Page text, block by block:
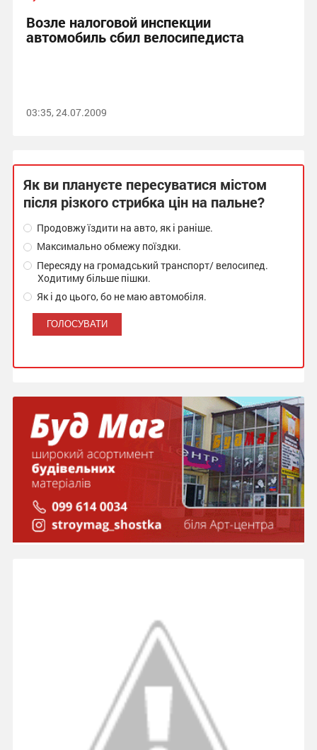
Возле налоговой инспекции
автомобиль сбил велосипедиста
03:35, 24.07.2009
Як ви плануєте пересуватися містом
після різкого стрибка цін на пальне?
Продовжу їздити на авто, як і раніше.
Максимально обмежу поїздки.
Пересяду на громадський транспорт/ велосипед.
Ходитиму більше пішки.
Як і до цього, бо не маю автомобіля.